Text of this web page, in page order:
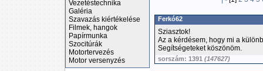
Vezetéstechnika
Galéria
Szavazás kiértékelése
Filmek, hangok
Papírmunka
Szocitúrák
Motortervezés
Motor versenyzés
Ferkó62
Sziasztok!
Az a kérdésem, hogy mi a
Segítségeteket köszönöm.
sorszám: 1391 (147627)